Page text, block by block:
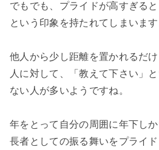
でもでも、プライドが高すぎる
という印象を持たれてしまいます
他人から少し距離を置かれるだ
人に対して、「教えて下さい」
ない人が多いようですね。
年をとって自分の周囲に年下し
長者としての振る舞いをプライ